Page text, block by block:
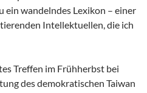
ein wandelndes Lexikon – einer
Intellektuellen, die ich
Treffen im Frühherbst bei
des demokratischen Taiwan